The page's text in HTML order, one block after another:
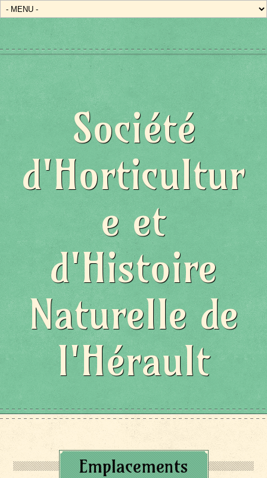
Société
d'Horticultur
e et
d'Histoire
Naturelle de
l'Hérault
Emplacements
État/Pays